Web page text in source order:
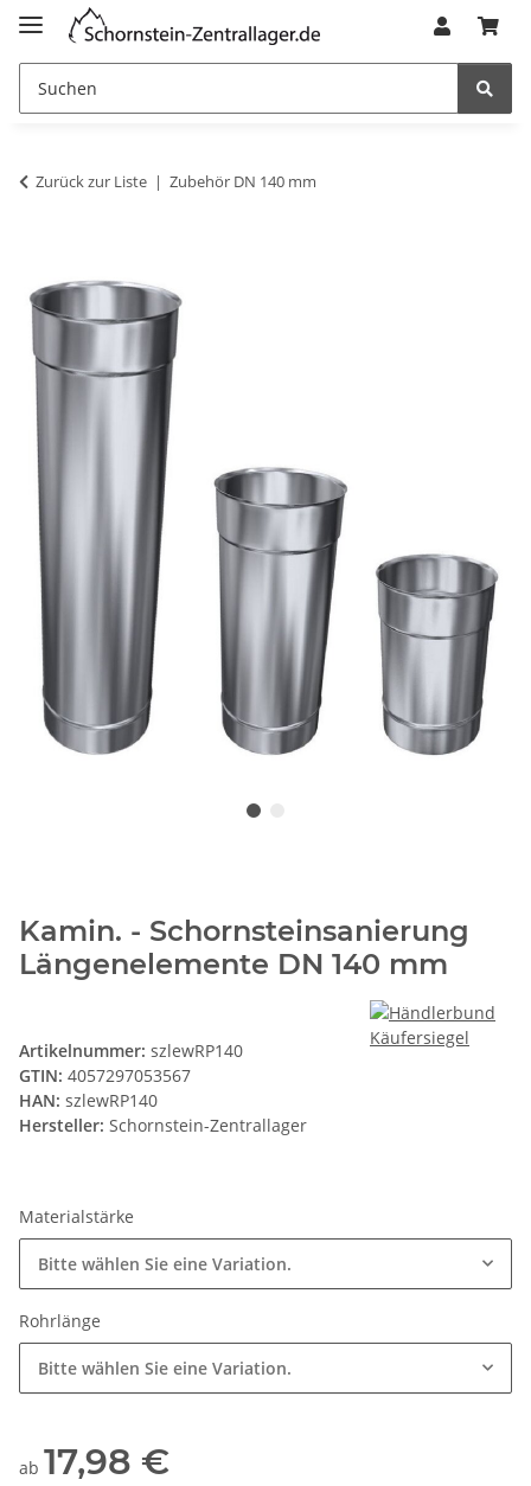
Zurück zur Liste Zubehör DN 140 mm
Kamin. - Schornsteinsanierung
Längenelemente DN 140 mm
Artikelnummer: szlewRP140
GTIN: 4057297053567
HAN: szlewRP140
Hersteller: Schornstein-Zentrallager
Materialstärke
Bitte wählen Sie eine Variation.
Rohrlänge
Bitte wählen Sie eine Variation.
ab 17,98 €